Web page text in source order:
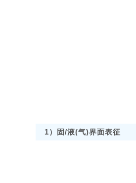
1）固/液(气)界面表征